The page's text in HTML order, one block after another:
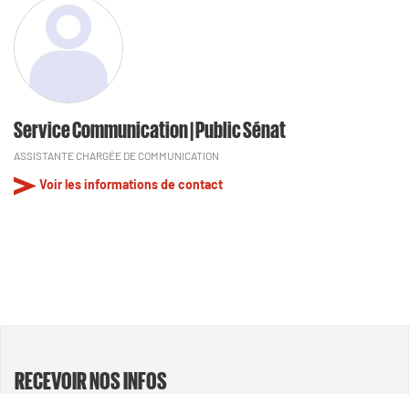
Service Communication | Public Sénat
ASSISTANTE CHARGÉE DE COMMUNICATION
Voir les informations de contact
RECEVOIR NOS INFOS